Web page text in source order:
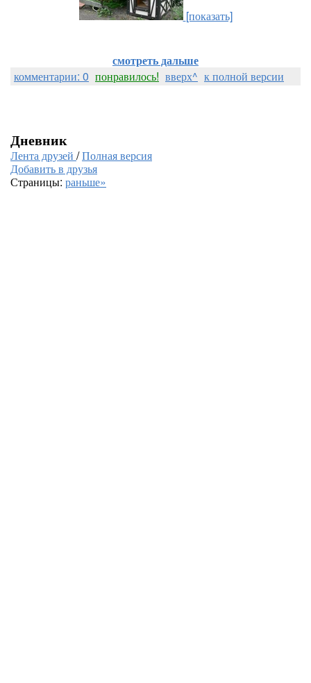
[показать]
смотреть дальше
комментарии: 0 понравилось! вверх^ к полной версии
Дневник
Лента друзей /Полная версия
Добавить в друзья
Страницы: раньше»